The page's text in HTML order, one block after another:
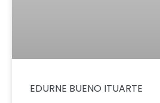
EDURNE BUENO ITUARTE